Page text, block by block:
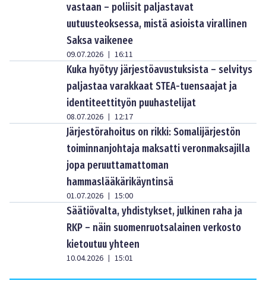
vastaan – poliisit paljastavat
uutuusteoksessa, mistä asioista virallinen
Saksa vaikenee
09.07.2026 16:11
Kuka hyötyy järjestöavustuksista – selvitys
paljastaa varakkaat STEA-tuensaajat ja
identiteettityön puuhastelijat
08.07.2026 12:17
Järjestörahoitus on rikki: Somalijärjestön
toiminnanjohtaja maksatti veronmaksajilla
jopa peruuttamattoman
hammaslääkärikäyntinsä
01.07.2026 15:00
Säätiövalta, yhdistykset, julkinen raha ja
RKP – näin suomenruotsalainen verkosto
kietoutuu yhteen
10.04.2026 15:01